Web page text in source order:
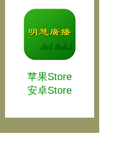
苹果Store
安卓Store